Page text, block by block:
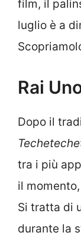
film, il
luglio è a
Rai
Dopo il
tra i più
il
Si tratta di
durante la